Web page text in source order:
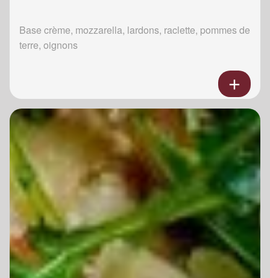
Base crème, mozzarella, lardons, raclette, pommes de
terre, oignons